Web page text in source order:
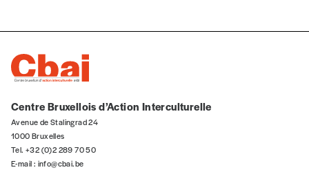
Prénom*
Organisation
Centre Bruxellois d’Action Interculturelle
Avenue de Stalingrad 24
1000 Bruxelles
Tel. +32 (0)2 289 70 50
E-mail : info@cbai.be